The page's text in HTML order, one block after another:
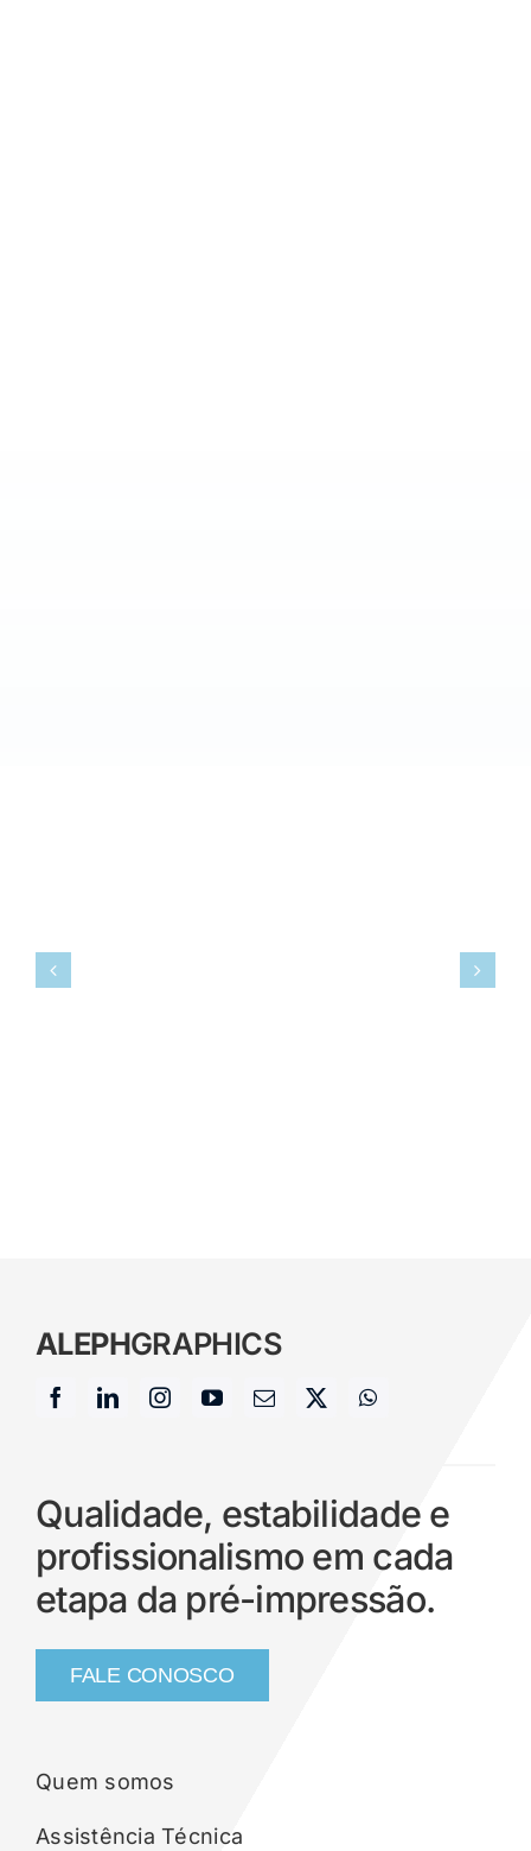
ALEPHGRAPHICS
Qualidade, estabilidade e
profissionalismo em cada
etapa da pré-impressão.
FALE CONOSCO
Quem somos
Assistência Técnica